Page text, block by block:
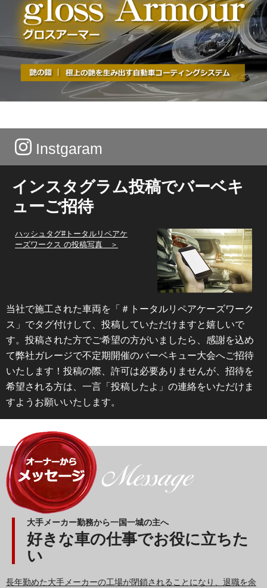
Instgaram
インスタグラム投稿でバーベキ
ューご招待
ハッシュタグ#トータルリペアケ
ーズワークス の投稿写真 ＞
当社で施工された車両を「＃トータルリペアケーズワーク
ス」でタグ付けして、投稿していただけますと嬉しいで
す。投稿された方でご希望の方がいましたら、感謝を込め
て弊社ガレージで不定期開催のバーベキュー大会へご招待
いたします！投稿の際、許可は必要ありませんが、招待を
希望される方は、一言「投稿したよ」の連絡をいただけま
すようお願いいたします。
大手メーカー勤務から一国一城の主へ
好きな車の仕事でお役に立ちた
い
長年勤めた大手メーカーの工場が閉鎖されることになり、退職を余